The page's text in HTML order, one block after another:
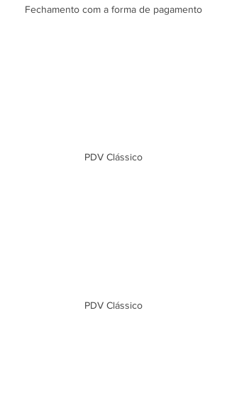
Fechamento com a forma de pagamento
PDV Clássico
PDV Clássico